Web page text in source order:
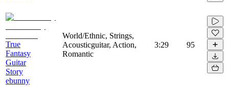
True
Fantasy
Guitar
Story
ebunny
World/Ethnic, Strings,
Acousticguitar, Action,
Romantic
3:29 95